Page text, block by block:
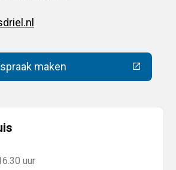
maken
(Deze link gaat naar een
uur